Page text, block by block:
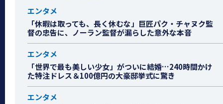
エンタメ
「休暇は取っても、長く休むな」巨匠パク・チャヌク監
督の忠告に、ノーラン監督が漏らした意外な本音
エンタメ
「世界で最も美しい少女」がついに結婚…240時間かけ
た特注ドレス＆100億円の大豪邸挙式に驚き
エンタメ